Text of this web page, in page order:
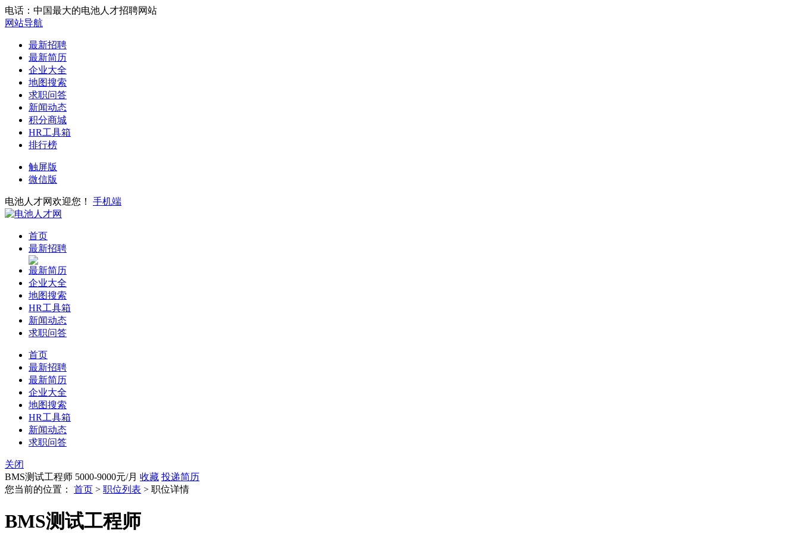
电话：中国最大的电池人才招聘网站
网站导航
最新招聘
最新简历
企业大全
地图搜索
求职问答
新闻动态
积分商城
HR工具箱
排行榜
触屏版
微信版
电池人才网欢迎您！ 手机端
首页
最新招聘
最新简历
企业大全
地图搜索
HR工具箱
新闻动态
求职问答
首页
最新招聘
最新简历
企业大全
地图搜索
HR工具箱
新闻动态
求职问答
关闭
BMS测试工程师 5000-9000元/月 收藏 投递简历
您当前的位置： 首页 > 职位列表 > 职位详情
BMS测试工程师